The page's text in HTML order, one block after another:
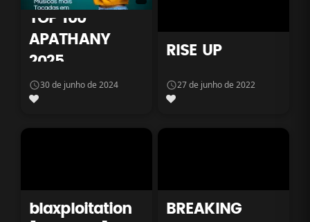
TOP 100
APATHANY
2025
30 de junho de 2024
RISE UP
27 de junho de 2022
blaxploitation
BREAKING